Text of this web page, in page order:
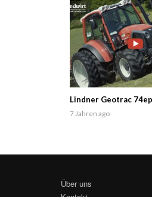
Lindner Geotrac
7 Jahren ago
Über uns